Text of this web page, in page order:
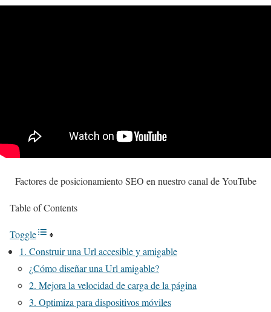
Factores de posicionamiento SEO en nuestro canal de YouTube
Table of Contents
Toggle
1. Construir una Url accesible y amigable
¿Cómo diseñar una Url amigable?
2. Mejora la velocidad de carga de la página
3. Optimiza para dispositivos móviles